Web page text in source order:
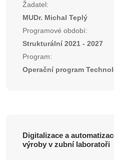
Žadatel:
MUDr. Michal Teplý
Programové období:
Strukturální 2021 - 2027
Program:
Operační program
Digitalizace a
výroby v zubní laboratoři